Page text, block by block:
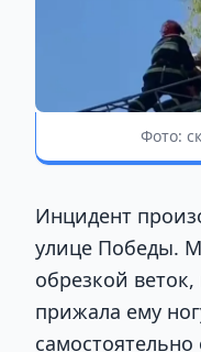
Фото:
Инцидент
улице Победы.
обрезкой
прижала ему